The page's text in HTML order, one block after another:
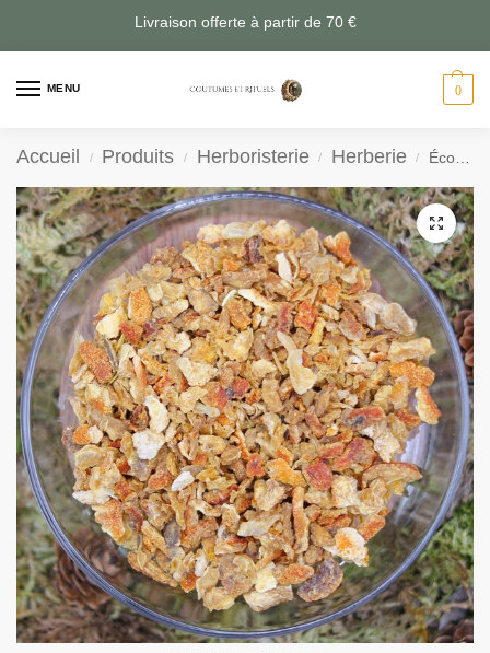
Livraison offerte à partir de 70 €
MENU 0
Accueil / Produits / Herboristerie / Herberie / Écorces d’orange – Fortune et Guérison